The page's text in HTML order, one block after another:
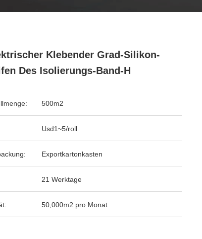
Klebender Grad-Silikon-
Des Isolierungs-Band-H
500m2
Usd1~5/roll
Exportkartonkasten
21 Werktage
50,000m2 pro Monat